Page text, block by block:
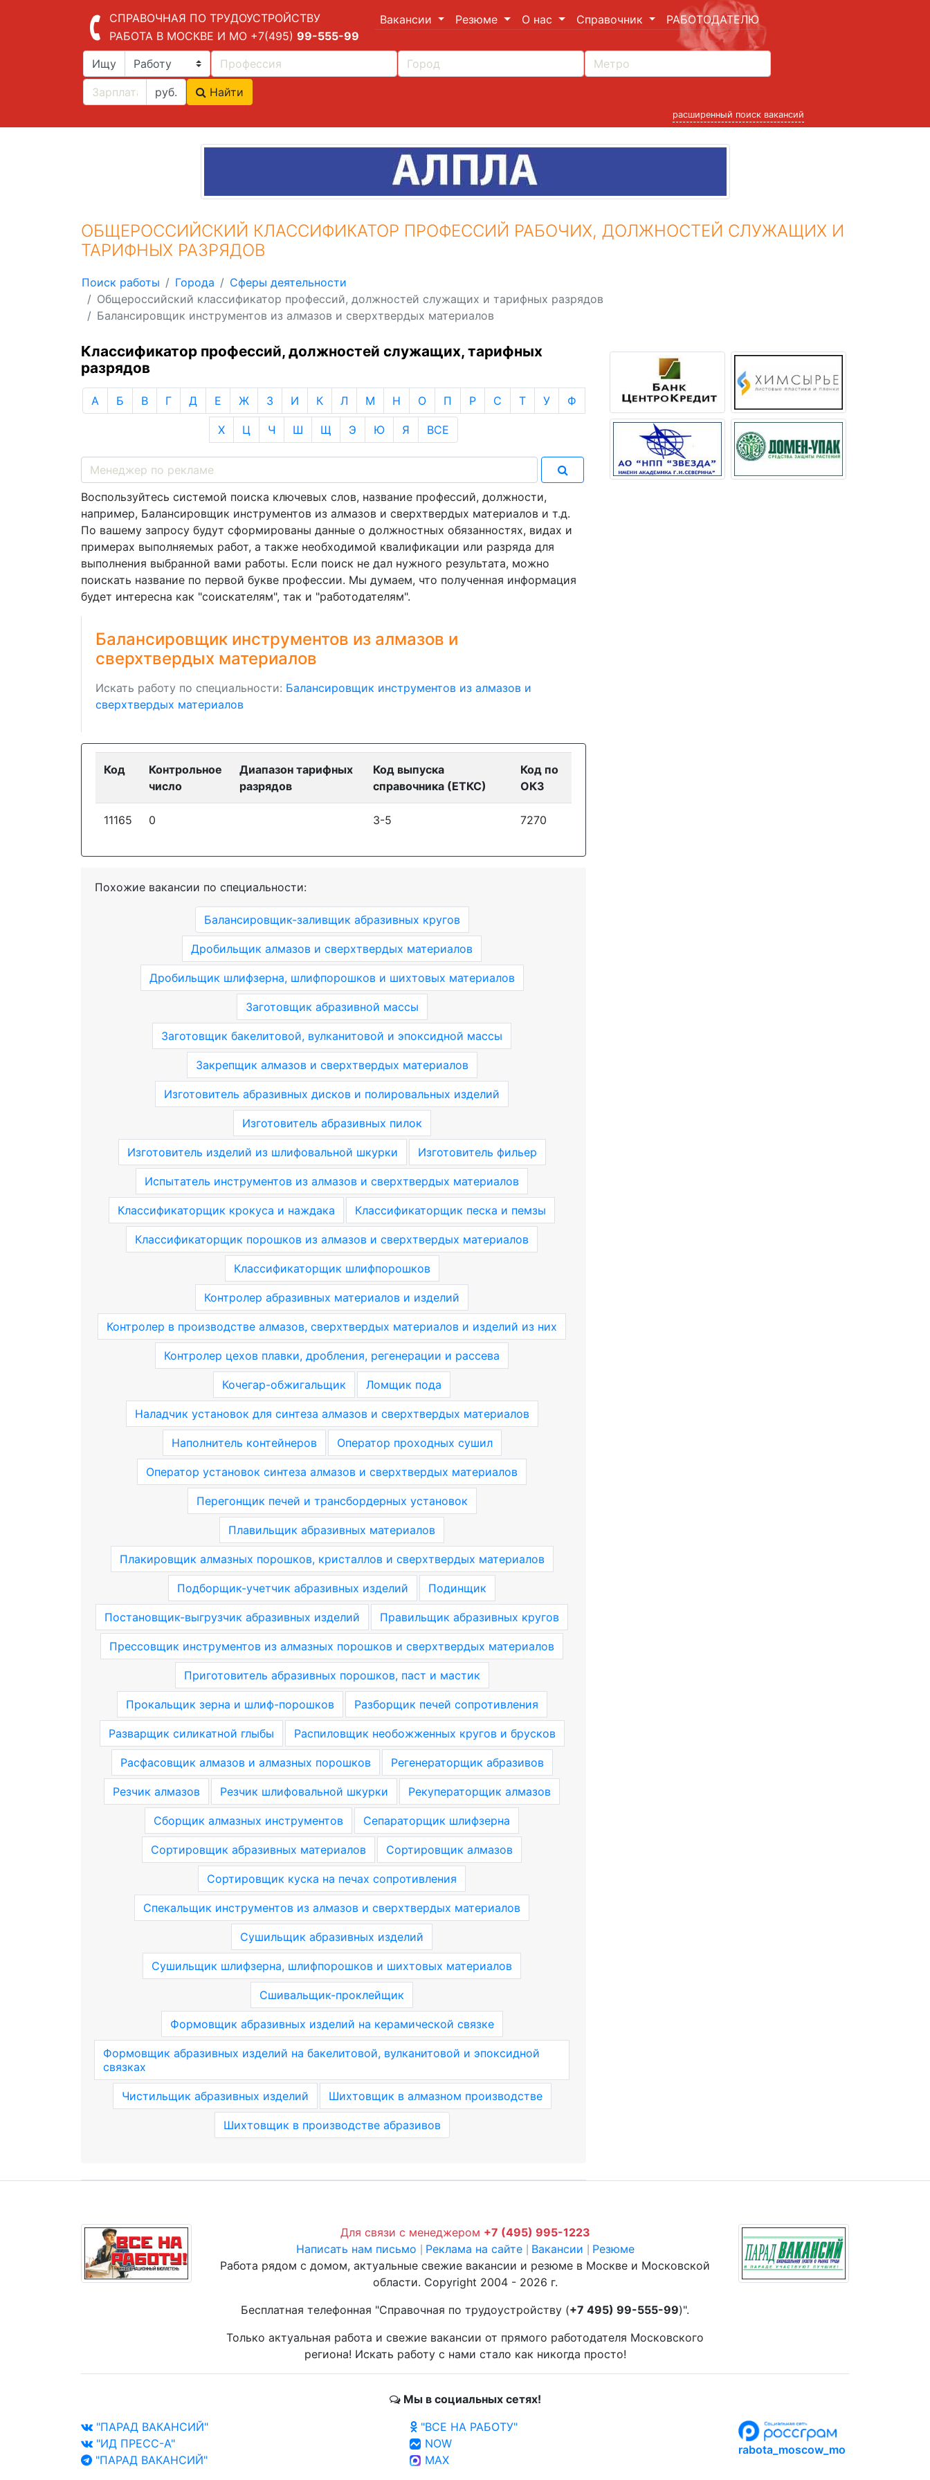
СПРАВОЧНАЯ ПО ТРУДОУСТРОЙСТВУ
РАБОТА В МОСКВЕ И МО +7(495) 99-555-99
Вакансии Резюме О нас Справочник РАБОТОДАТЕЛЮ
Ищу
руб. Найти
расширенный поиск вакансий
ОБЩЕРОССИЙСКИЙ КЛАССИФИКАТОР ПРОФЕССИЙ РАБОЧИХ, ДОЛЖНОСТЕЙ СЛУЖАЩИХ И
ТАРИФНЫХ РАЗРЯДОВ
Поиск работы Города
Сферы деятельности
Общероссийский классификатор профессий, должностей служащих и тарифных разрядов
Балансировщик инструментов из алмазов и сверхтвердых материалов
Классификатор профессий, должностей служащих, тарифных
разрядов
А Б В Г Д Е Ж З И К Л М Н О П Р С Т У Ф
Х Ц Ч Ш Щ Э Ю Я ВСЕ
Воспользуйтесь системой поиска ключевых слов, название профессий, должности,
например, Балансировщик инструментов из алмазов и сверхтвердых материалов и т.д.
По вашему запросу будут сформированы данные о должностных обязанностях, видах и
примерах выполняемых работ, а также необходимой квалификации или разряда для
выполнения выбранной вами работы. Если поиск не дал нужного результата, можно
поискать название по первой букве профессии. Мы думаем, что полученная информация
будет интересна как "соискателям", так и "работодателям".
Балансировщик инструментов из алмазов и
сверхтвердых материалов
Искать работу по специальности: Балансировщик инструментов из алмазов и
сверхтвердых материалов
Код
Контрольное
число
Диапазон тарифных
разрядов
Код выпуска
справочника (ЕТКС)
Код по
ОКЗ
11165 0 3-5 7270
Похожие вакансии по специальности:
Балансировщик-заливщик абразивных кругов
Дробильщик алмазов и сверхтвердых материалов
Дробильщик шлифзерна, шлифпорошков и шихтовых материалов
Заготовщик абразивной массы
Заготовщик бакелитовой, вулканитовой и эпоксидной массы
Закрепщик алмазов и сверхтвердых материалов
Изготовитель абразивных дисков и полировальных изделий
Изготовитель абразивных пилок
Изготовитель изделий из шлифовальной шкурки Изготовитель фильер
Испытатель инструментов из алмазов и сверхтвердых материалов
Классификаторщик крокуса и наждака Классификаторщик песка и пемзы
Классификаторщик порошков из алмазов и сверхтвердых материалов
Классификаторщик шлифпорошков
Контролер абразивных материалов и изделий
Контролер в производстве алмазов, сверхтвердых материалов и изделий из них
Контролер цехов плавки, дробления, регенерации и рассева
Кочегар-обжигальщик Ломщик пода
Наладчик установок для синтеза алмазов и сверхтвердых материалов
Наполнитель контейнеров Оператор проходных сушил
Оператор установок синтеза алмазов и сверхтвердых материалов
Перегонщик печей и трансбордерных установок
Плавильщик абразивных материалов
Плакировщик алмазных порошков, кристаллов и сверхтвердых материалов
Подборщик-учетчик абразивных изделий Подинщик
Постановщик-выгрузчик абразивных изделий Правильщик абразивных кругов
Прессовщик инструментов из алмазных порошков и сверхтвердых материалов
Приготовитель абразивных порошков, паст и мастик
Прокальщик зерна и шлиф-порошков Разборщик печей сопротивления
Разварщик силикатной глыбы Распиловщик необожженных кругов и брусков
Расфасовщик алмазов и алмазных порошков Регенераторщик абразивов
Резчик алмазов Резчик шлифовальной шкурки Рекуператорщик алмазов
Сборщик алмазных инструментов Сепараторщик шлифзерна
Сортировщик абразивных материалов Сортировщик алмазов
Сортировщик куска на печах сопротивления
Спекальщик инструментов из алмазов и сверхтвердых материалов
Сушильщик абразивных изделий
Сушильщик шлифзерна, шлифпорошков и шихтовых материалов
Сшивальщик-проклейщик
Формовщик абразивных изделий на керамической связке
Формовщик абразивных изделий на бакелитовой, вулканитовой и эпоксидной
связках
Чистильщик абразивных изделий Шихтовщик в алмазном производстве
Шихтовщик в производстве абразивов
Для связи с менеджером +7 (495) 995-1223
Написать нам письмо
Реклама на сайте Вакансии
Резюме
Работа рядом с домом, актуальные свежие вакансии и резюме в Москве и Московской
области. Copyright 2004 - 2026 г.
Бесплатная телефонная "Справочная по трудоустройству (+7 495) 99-555-99)".
Только актуальная работа и свежие вакансии от прямого работодателя Московского
региона! Искать работу с нами стало как никогда просто!
Мы в социальных сетях!
"ПАРАД ВАКАНСИЙ"
"ИД ПРЕСС-А"
"ПАРАД ВАКАНСИЙ"
"ВСЕ НА РАБОТУ"
NOW
MAX
rabota_moscow_mo